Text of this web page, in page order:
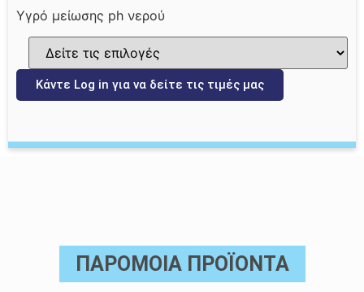
Υγρό μείωσης ph νερού
Κάντε Log in για να δείτε τις τιμές μας
ΠΑΡΟΜΟΙΑ ΠΡΟΪΟΝΤΑ